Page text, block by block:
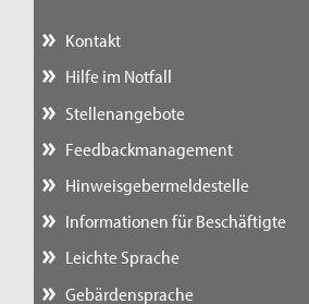
Kontakt
Hilfe im Notfall
Stellenangebote
Feedbackmanagement
Hinweisgebermeldestelle
Informationen für Beschäftigte
Leichte Sprache
Gebärdensprache